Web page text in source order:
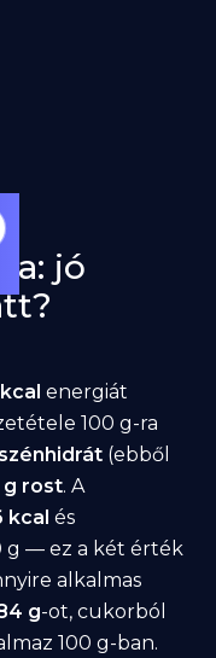
→
jó
energiát
100 g-ra
(ebből
g rost. A
kcal és
g — ez a két érték
alkalmas
g-ot, cukorból
100 g-ban.